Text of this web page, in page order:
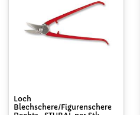
Loch
Blechschere/Figurenschere